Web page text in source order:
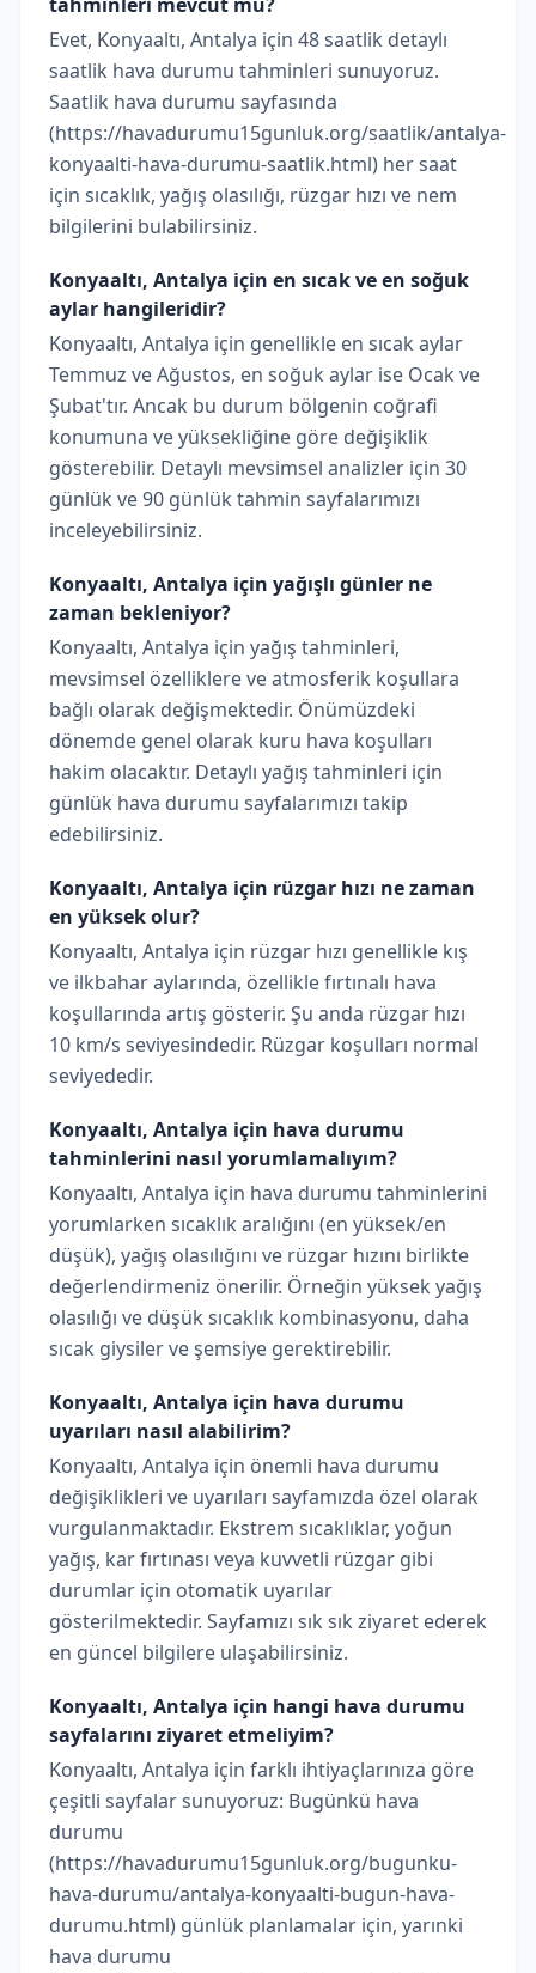
Evet, Konyaaltı, Antalya için 48 saatlik detaylı
saatlik hava durumu tahminleri sunuyoruz.
Saatlik hava durumu sayfasında
(https://havadurumu15gunluk.org/saatlik/antalya-
konyaalti-hava-durumu-saatlik.html) her saat
için sıcaklık, yağış olasılığı, rüzgar hızı ve nem
bilgilerini bulabilirsiniz.
Konyaaltı, Antalya için en sıcak ve en soğuk
aylar hangileridir?
Konyaaltı, Antalya için genellikle en sıcak aylar
Temmuz ve Ağustos, en soğuk aylar ise Ocak ve
Şubat'tır. Ancak bu durum bölgenin coğrafi
konumuna ve yüksekliğine göre değişiklik
gösterebilir. Detaylı mevsimsel analizler için 30
günlük ve 90 günlük tahmin sayfalarımızı
inceleyebilirsiniz.
Konyaaltı, Antalya için yağışlı günler ne
zaman bekleniyor?
Konyaaltı, Antalya için yağış tahminleri,
mevsimsel özelliklere ve atmosferik koşullara
bağlı olarak değişmektedir. Önümüzdeki
dönemde genel olarak kuru hava koşulları
hakim olacaktır. Detaylı yağış tahminleri için
günlük hava durumu sayfalarımızı takip
edebilirsiniz.
Konyaaltı, Antalya için rüzgar hızı ne zaman
en yüksek olur?
Konyaaltı, Antalya için rüzgar hızı genellikle kış
ve ilkbahar aylarında, özellikle fırtınalı hava
koşullarında artış gösterir. Şu anda rüzgar hızı
10 km/s seviyesindedir. Rüzgar koşulları normal
seviyededir.
Konyaaltı, Antalya için hava durumu
tahminlerini nasıl yorumlamalıyım?
Konyaaltı, Antalya için hava durumu tahminlerini
yorumlarken sıcaklık aralığını (en yüksek/en
düşük), yağış olasılığını ve rüzgar hızını birlikte
değerlendirmeniz önerilir. Örneğin yüksek yağış
olasılığı ve düşük sıcaklık kombinasyonu, daha
sıcak giysiler ve şemsiye gerektirebilir.
Konyaaltı, Antalya için hava durumu
uyarıları nasıl alabilirim?
Konyaaltı, Antalya için önemli hava durumu
değişiklikleri ve uyarıları sayfamızda özel olarak
vurgulanmaktadır. Ekstrem sıcaklıklar, yoğun
yağış, kar fırtınası veya kuvvetli rüzgar gibi
durumlar için otomatik uyarılar
gösterilmektedir. Sayfamızı sık sık ziyaret ederek
en güncel bilgilere ulaşabilirsiniz.
Konyaaltı, Antalya için hangi hava durumu
sayfalarını ziyaret etmeliyim?
Konyaaltı, Antalya için farklı ihtiyaçlarınıza göre
çeşitli sayfalar sunuyoruz: Bugünkü hava
durumu
(https://havadurumu15gunluk.org/bugunku-
hava-durumu/antalya-konyaalti-bugun-hava-
durumu.html) günlük planlamalar için, yarınki
hava durumu